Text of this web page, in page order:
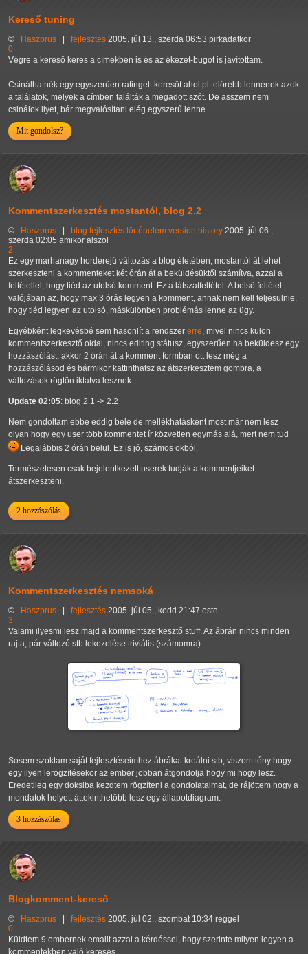
Kereső tuning
© Haszprus fejlesztés 2005. júl 13., szerda 06:53 pirkadatkor
0
Végre a kereső keres a címekben is és az ékezet-bugot is javítottam.
Csinálhatnék egy egyszerűen ratingelt keresőt ahol pl. előrébb lennének azok
a találatok, melyek a címben találták a megadott szót. De asszem nem
csinálok ilyet, bár megvalósítani elég egyszerű lenne.
Mit gondolsz?
Kommentszerkesztés mostantól, blog 2.2
© Haszprus blog fejlesztés történelem version history 2005. júl 06.,
szerda 02:05 amikor alszol
2
Ez egy marhanagy horderejű változás a blog életében, mostantól át lehet
szerkeszteni a kommenteket két órán át a beküldésüktől számítva, azzal a
feltétellel, hogy tiéd az utolsó komment. Ez a látszatfeltétel. A belső feltétel
valójában az, hogy max 3 órás legyen a komment, annak nem kell teljesülnie,
hogy tiéd legyen az utolsó, máskülönben problémás lenne az ügy.
Egyébként legkevésbé sem hasonlít a rendszer erre, mivel nincs külön
kommentszerkesztő oldal, nincs editing státusz, egyszerűen ha beküldesz egy
hozzászólást, akkor 2 órán át a komment formban ott lesz még a
hozzászólásod és bármikor kattinthatsz az átszerkesztem gombra, a
változások rögtön iktatva lesznek.
Update 02:05: blog 2.1 -> 2.2
Nem gondoltam ebbe eddig bele de mellékhatásként most már nem lesz
olyan hogy egy user több kommentet ír közvetlen egymás alá, mert nem tud
Legalábbis 2 órán belül. Ez is jó, számos okból.
Természetesen csak bejelentkezett userek tudják a kommentjeiket
átszerkeszteni.
2 hozzászólás
Kommentszerkesztés nemsoká
© Haszprus fejlesztés 2005. júl 05., kedd 21:47 este
3
Valami ilyesmi lesz majd a kommentszerkesztő stuff. Az ábrán nincs minden
rajta, pár változó stb lekezelése triviális (számomra).
Sosem szoktam saját fejlesztéseimhez ábrákat kreálni stb, viszont tény hogy
egy ilyen lerögzítésekor az ember jobban átgondolja hogy mi hogy lesz.
Eredetileg egy doksiba kezdtem rögzíteni a gondolataimat, de rájöttem hogy a
mondatok helyett áttekinthetőbb lesz egy állapotdiagram.
3 hozzászólás
Blogkomment-kereső
© Haszprus fejlesztés 2005. júl 02., szombat 10:34 reggel
0
Küldtem 9 embernek emailt azzal a kérdéssel, hogy szerinte milyen legyen a